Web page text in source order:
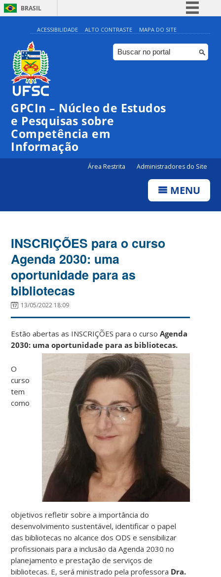
BRASIL
Simplifique!
Comunica BR
Participe
Canais
ACESSIBILIDADE ALTO CONTRASTE MAPA DO SITE
GPCIn – Núcleo de Estudos
e Pesquisas sobre
Competência em
Informação
Área Restrita Administradores do Site
MENU
INSCRIÇÕES para o curso
Agenda 2030: uma
oportunidade para as
bibliotecas
13/05/2022 18:09
Estão abertas as INSCRIÇÕES para o cursoAgenda
2030: uma oportunidade para as bibliotecas.
O
curso
tem
como
objetivos refletir sobre a importância do
desenvolvimento sustentável, identificar o papel
das bibliotecas no alcance dos ODS e sensibilizar
profissionais para a inclusão da Agenda 2030 no
planejamento e prestação de serviços de
bibliotecas. E, será ministrado pela professora Dra.